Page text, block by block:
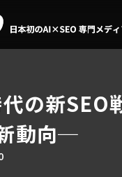
の新
動向─